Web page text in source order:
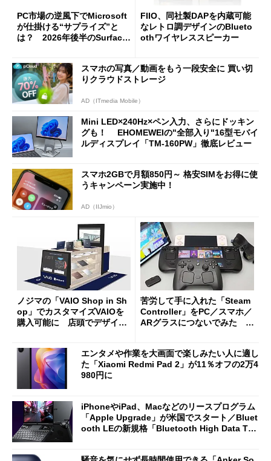
PC市場の逆風下でMicrosoft
が仕掛ける“サプライズ”と
は？ 2026年後半のSurface
FIIO、同社製DAPを内蔵可能
なレトロ調デザインのBlueto
othワイヤレススピーカー
スマホの写真／動画をもう一段安全に 買い切
りクラウドストレージ
AD（ITmedia Mobile）
Mini LED×240Hz×ペン入力、さらにドッキン
グも！ EHOMEWEIの"全部入り"16型モバイ
ルディスプレイ「TM-160PW」徹底レビュー
スマホ2GBで月額850円～ 格安SIMをお得に使
うキャンペーン実施中！
AD（IIJmio）
ノジマの「VAIO Shop in Sh
op」でカスタマイズVAIOを
購入可能に 店頭でデザイン
苦労して手に入れた「Steam
Controller」をPC／スマホ／
ARグラスにつないでみた ゲ
エンタメや作業を大画面で楽しみたい人に適し
た「Xiaomi Redmi Pad 2」が11％オフの2万4
980円に
iPhoneやiPad、Macなどのリースプログラム
「Apple Upgrade」が米国でスタート／Bluet
ooth LEの新規格「Bluetooth High Data Thr